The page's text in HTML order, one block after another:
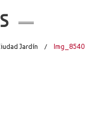
Jardín / Img_8540